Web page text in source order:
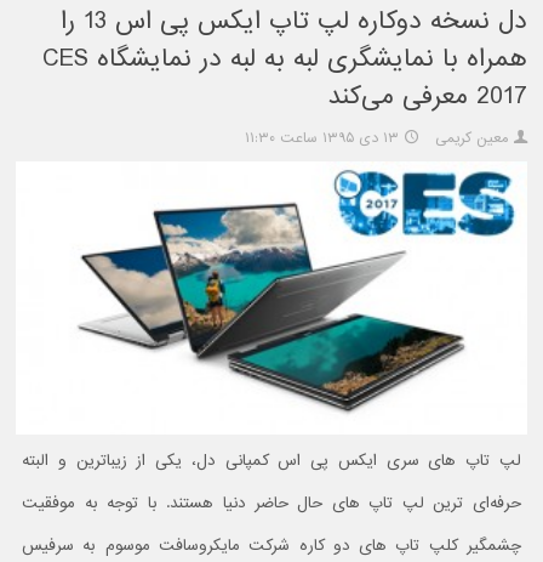
دل نسخه دوکاره لپ تاپ ایکس پی اس 13 را
همراه با نمایشگری لبه به لبه در نمایشگاه CES
2017 معرفی می‌کند
معین کریمی ۱۳ دی ۱۳۹۵ ساعت ۱۱:۳۰
لپ تاپ های سری ایکس پی اس کمپانی دل، یکی از زیباترین و البته
حرفه‌ای ترین لپ تاپ های حال حاضر دنیا هستند. با توجه به موفقیت
چشمگیر کلپ تاپ های دو کاره شرکت مایکروسافت موسوم به سرفیس